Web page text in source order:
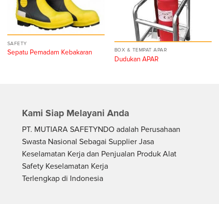
SAFETY
Sepatu Pemadam Kebakaran BOX & TEMPAT APAR
Dudukan APAR
Kami Siap Melayani Anda
PT. MUTIARA SAFETYNDO adalah Perusahaan
Swasta Nasional Sebagai Supplier Jasa
Keselamatan Kerja dan Penjualan Produk Alat
Safety Keselamatan Kerja
Terlengkap di Indonesia